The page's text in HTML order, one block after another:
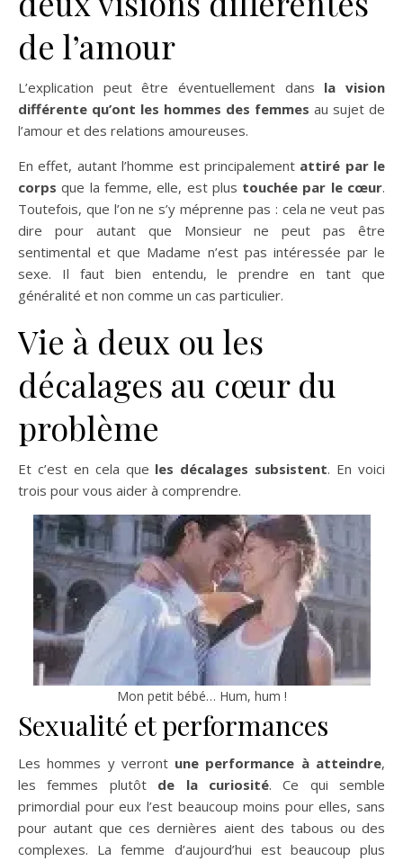
de l’amour
L’explication peut être éventuellement dans la vision
différente qu’ont les hommes des femmes au sujet de
l’amour et des relations amoureuses.
En effet, autant l’homme est principalement attiré par le
corps que la femme, elle, est plus touchée par le cœur.
Toutefois, que l’on ne s’y méprenne pas : cela ne veut pas
dire pour autant que Monsieur ne peut pas être
sentimental et que Madame n’est pas intéressée par le
sexe. Il faut bien entendu, le prendre en tant que
généralité et non comme un cas particulier.
Vie à deux ou les
décalages au cœur du
problème
Et c’est en cela que les décalages subsistent. En voici
trois pour vous aider à comprendre.
Mon petit bébé… Hum, hum !
Sexualité et performances
Les hommes y verront une performance à atteindre,
les femmes plutôt de la curiosité. Ce qui semble
primordial pour eux l’est beaucoup moins pour elles, sans
pour autant que ces dernières aient des tabous ou des
complexes. La femme d’aujourd’hui est beaucoup plus